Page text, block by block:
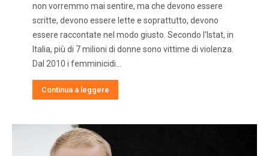
non vorremmo mai sentire, ma che devono essere
scritte, devono essere lette e soprattutto, devono
essere raccontate nel modo giusto. Secondo l'Istat, in
Italia, più di 7 milioni di donne sono vittime di violenza.
Dal 2010 i femminicidi…
Continua a leggere